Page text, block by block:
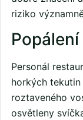
riziko
Popálení
Personál
horkých
roztaveného
osvětleny